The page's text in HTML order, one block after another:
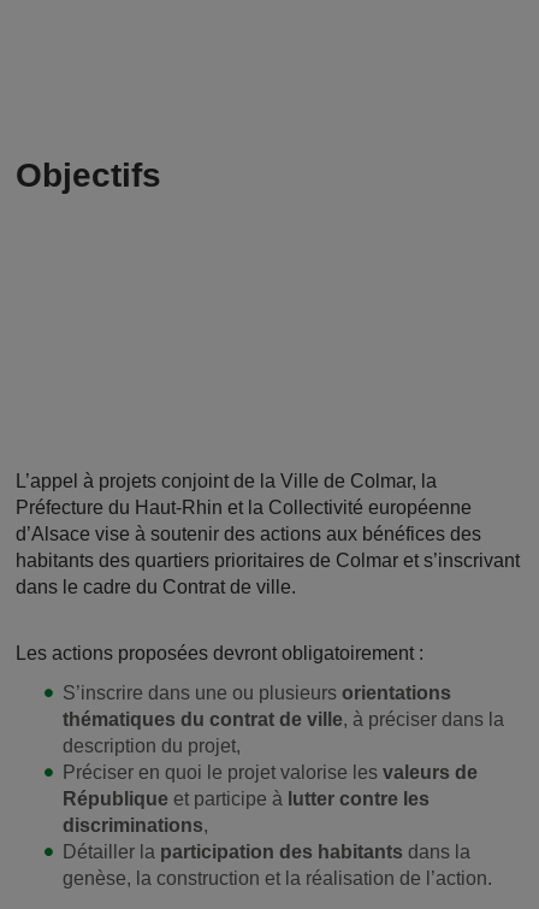
Objectifs
L’appel à projets conjoint de la Ville de Colmar, la
Préfecture du Haut-Rhin et la Collectivité européenne
d’Alsace vise à soutenir des actions aux bénéfices des
habitants des quartiers prioritaires de Colmar et s’inscrivant
dans le cadre du Contrat de ville.
Les actions proposées devront obligatoirement :
S’inscrire dans une ou plusieurs orientations
thématiques du contrat de ville, à préciser dans la
description du projet,
Préciser en quoi le projet valorise les valeurs de
République et participe à lutter contre les
discriminations,
Détailler la participation des habitants dans la
genèse, la construction et la réalisation de l’action.